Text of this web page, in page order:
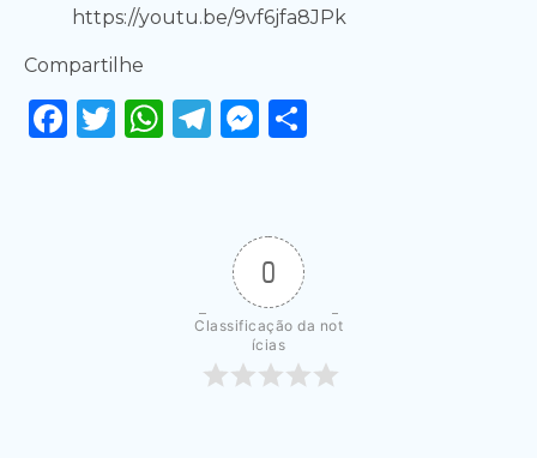
https://youtu.be/9vf6jfa8JPk
Compartilhe
Facebook
Twitter
WhatsApp
Telegram
Messenger
0
Classificação da not
ícias